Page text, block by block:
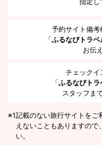
予約サイト備
「ふるなびトラ
お伝
チェックイ
「ふるなびト
スタッフま
※1記載のない旅行サイトをご
えないこともありますので
い。